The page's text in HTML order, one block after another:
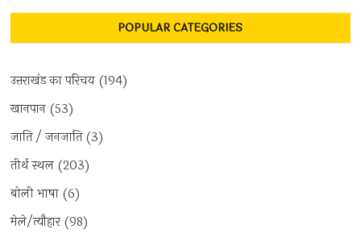
POPULAR CATEGORIES
उत्तराखंड का परिचय (194)
खानपान (53)
जाति / जनजाति(3)
तीर्थ स्थल (203)
बोली भाषा (6)
मेले/त्यौहार(98)